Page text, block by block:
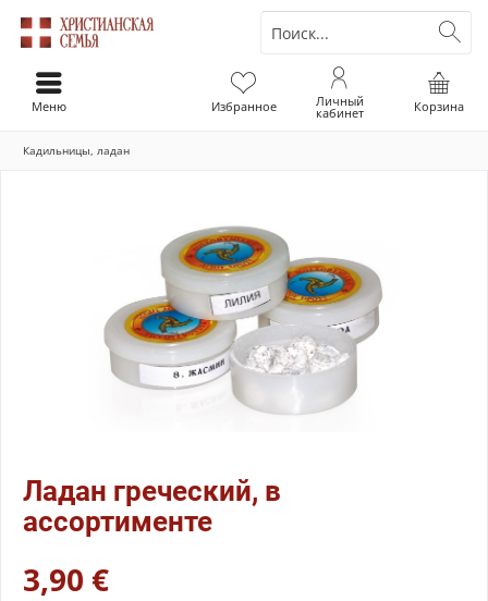
Корзина
Избранное Личный
кабинет
Меню
Кадильницы, ладан
Ладан греческий, в
ассортименте
3,90 €